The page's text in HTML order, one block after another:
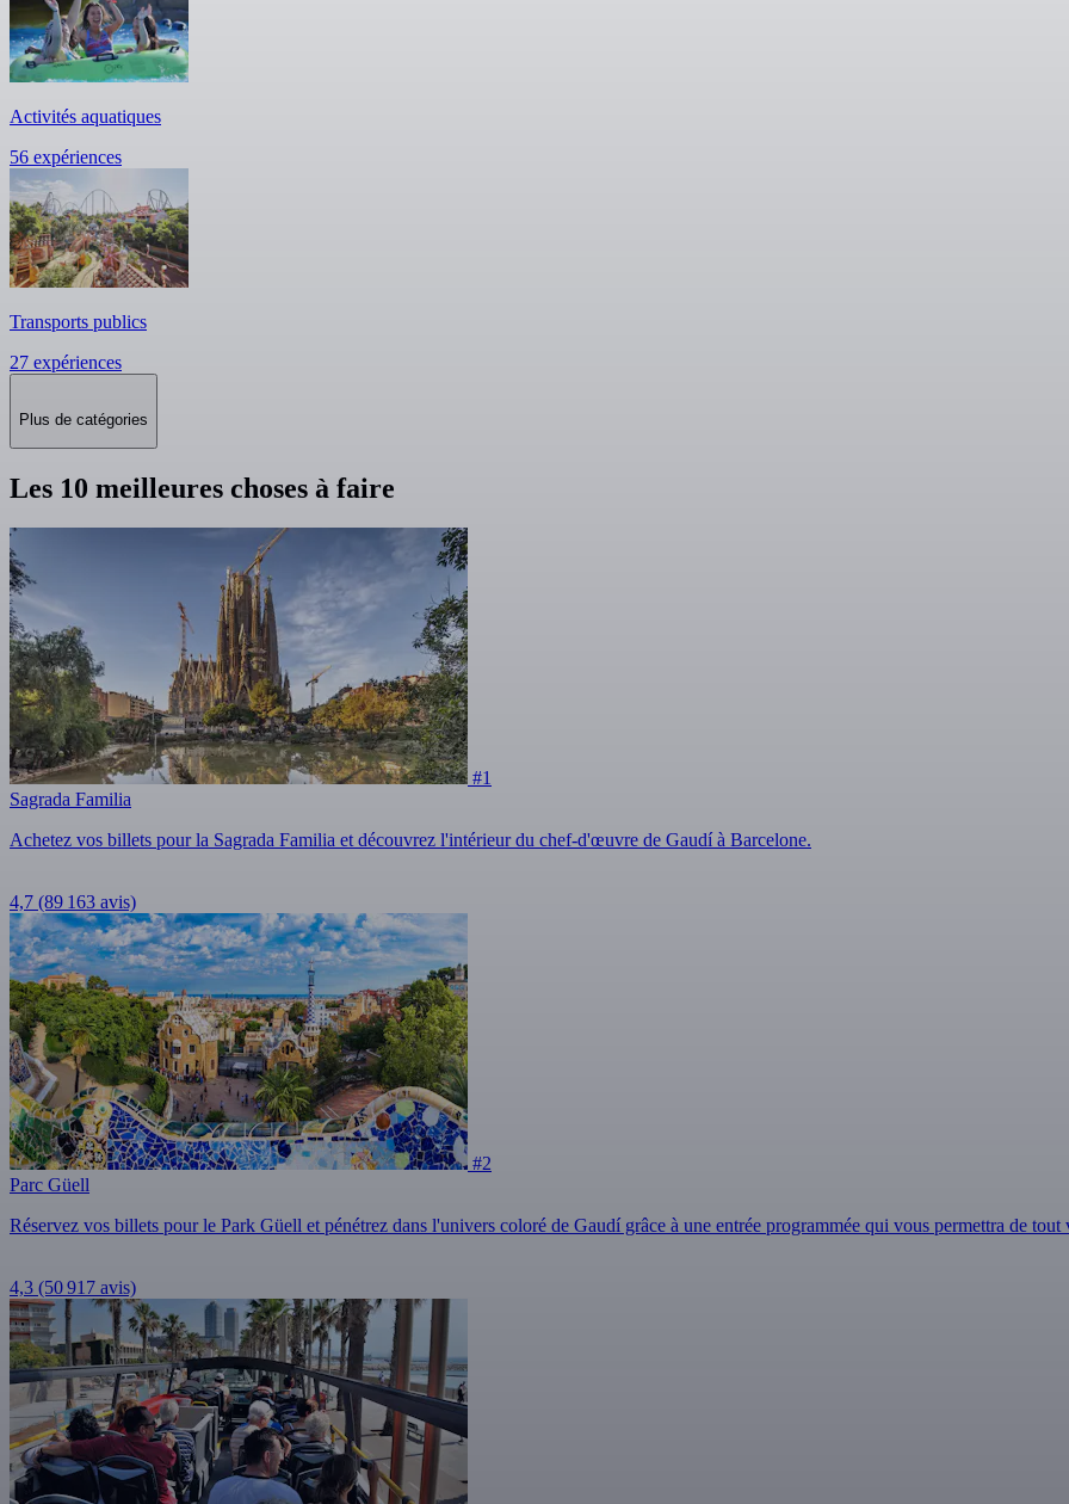
Activités aquatiques
56 expériences
Transports publics
27 expériences
Plus de catégories
Les 10 meilleures choses à faire
#1
Sagrada Familia
Achetez vos billets pour la Sagrada Familia et découvrez l'intérieur du chef-d'œuvre de Gaudí à Barcelone.
4,7 (89 163 avis)
#2
Parc Güell
Réservez vos billets pour le Park Güell et pénétrez dans l'univers coloré de Gaudí grâce à une entrée programmée qui vous permettra de tout
4,3 (50 917 avis)